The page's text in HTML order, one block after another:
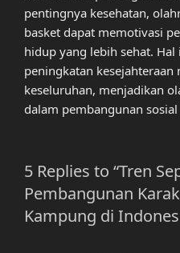
pentingnya kesehatan,
basket dapat memotivasi
hidup yang lebih sehat.
peningkatan kesejahteraan
keseluruhan, menjadikan
dalam pembangunan
5 Replies to “Tren
Pembangunan
Kampung di